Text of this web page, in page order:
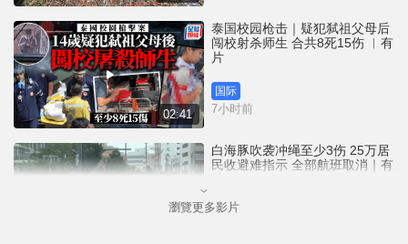
02:41
泰国校园枪击｜疑犯弑祖父母后
闯校射杀师生 合共8死15伤 ︱有
片
国际
7小时前
白海豚吹袭冲绳至少3伤 25万居
民收避难指示 全部航班取消｜有
国际
瀏覽更多影片